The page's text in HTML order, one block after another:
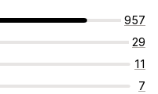
957
29
11
7